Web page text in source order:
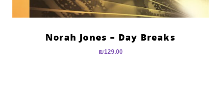
Norah Jones – Day Breaks
₪129.00